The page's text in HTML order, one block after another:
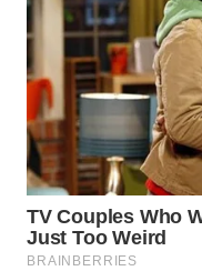
WN
TANJUNG
LESUNG
WN
KARO
WN
SIMALUNGUN